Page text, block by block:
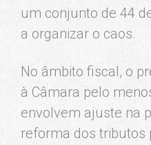
um conjunto de 44
a organizar o caos.
No âmbito fiscal, o
à Câmara pelo
envolvem ajuste na
reforma dos tributos